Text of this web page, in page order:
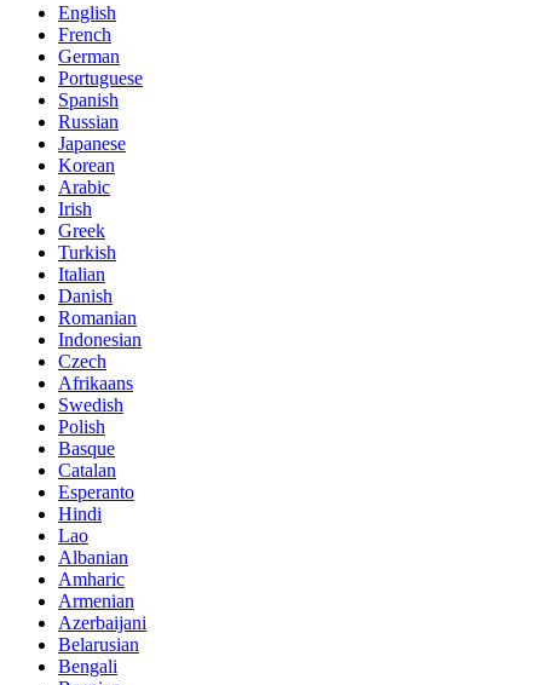
English
French
German
Portuguese
Spanish
Russian
Japanese
Korean
Arabic
Irish
Greek
Turkish
Italian
Danish
Romanian
Indonesian
Czech
Afrikaans
Swedish
Polish
Basque
Catalan
Esperanto
Hindi
Lao
Albanian
Amharic
Armenian
Azerbaijani
Belarusian
Bengali